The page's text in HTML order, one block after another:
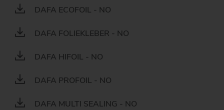
DAFA ECOFOIL - NO
DAFA FOLIEKLEBER - NO
DAFA HIFOIL - NO
DAFA PROFOIL - NO
DAFA MULTI SEALING - NO